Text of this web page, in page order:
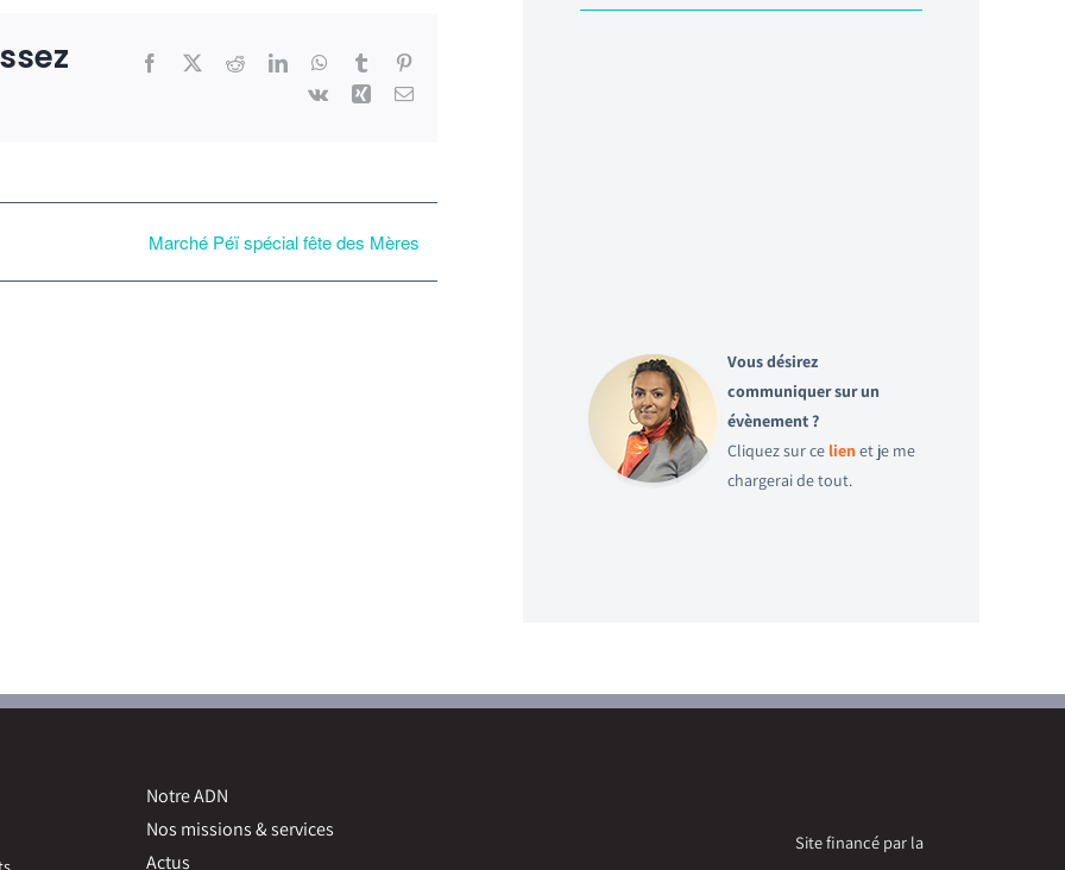
Facebook RedditLinkedInWhatsApp
Tumblr
Vk
Xing Email
Marché Péï spécial fête des Mères
Vous désirez
communiquer sur un
évènement ?
Cliquez sur ce lien et je me
chargerai de tout.
Notre ADN
Nos missions & services
Actus
Site financé par la